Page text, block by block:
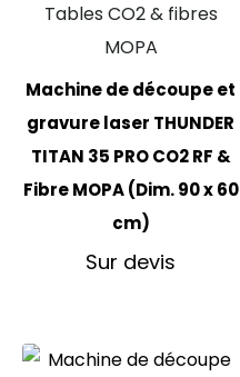
Tables CO2 & fibres
MOPA
Machine de découpe et
gravure laser THUNDER
TITAN 35 PRO CO2 RF &
Fibre MOPA (Dim. 90 x 60
cm)
Sur devis